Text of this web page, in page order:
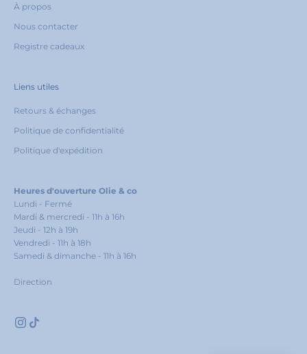
À propos
Nous contacter
Registre cadeaux
Liens utiles
Retours & échanges
Politique de confidentialité
Politique d'expédition
Heures d'ouverture Olie & co
Lundi - Fermé
Mardi & mercredi - 11h à 16h
Jeudi - 12h à 19h
Vendredi - 11h à 18h
Samedi & dimanche - 11h à 16h
Direction